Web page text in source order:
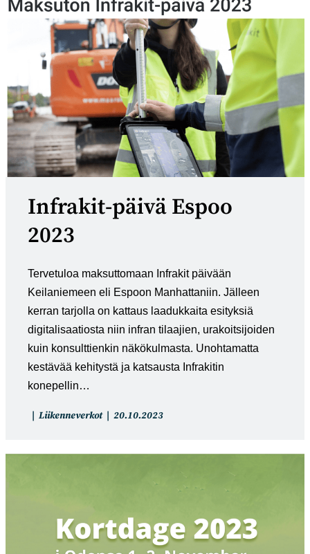
Infrakit-päivä Espoo
2023
Tervetuloa maksuttomaan Infrakit päivään
Keilaniemeen eli Espoon Manhattaniin. Jälleen
kerran tarjolla on kattaus laadukkaita esityksiä
digitalisaatiosta niin infran tilaajien, urakoitsijoiden
kuin konsulttienkin näkökulmasta. Unohtamatta
kestävää kehitystä ja katsausta Infrakitin
konepellin…
Artikkelin
Liikenneverkot
Artikkeli
20.10.2023